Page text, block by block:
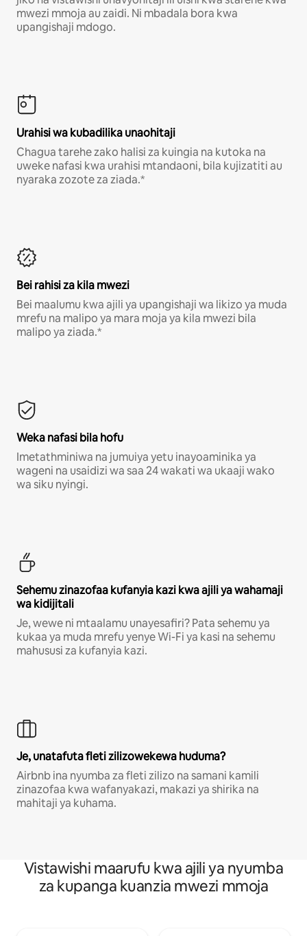
mwezi mmoja au zaidi. Ni mbadala bora kwa
upangishaji mdogo.
Urahisi wa kubadilika unaohitaji
Chagua tarehe zako halisi za kuingia na kutoka na
uweke nafasi kwa urahisi mtandaoni, bila kujizatiti au
nyaraka zozote za ziada.*
Bei rahisi za kila mwezi
Bei maalumu kwa ajili ya upangishaji wa likizo ya muda
mrefu na malipo ya mara moja ya kila mwezi bila
malipo ya ziada.*
Weka nafasi bila hofu
Imetathminiwa na jumuiya yetu inayoaminika ya
wageni na usaidizi wa saa 24 wakati wa ukaaji wako
wa siku nyingi.
Sehemu zinazofaa kufanyia kazi kwa ajili ya wahamaji
wa kidijitali
Je, wewe ni mtaalamu unayesafiri? Pata sehemu ya
kukaa ya muda mrefu yenye Wi-Fi ya kasi na sehemu
mahususi za kufanyia kazi.
Je, unatafuta fleti zilizowekewa huduma?
Airbnb ina nyumba za fleti zilizo na samani kamili
zinazofaa kwa wafanyakazi, makazi ya shirika na
mahitaji ya kuhama.
Vistawishi maarufu kwa ajili ya nyumba
za kupanga kuanzia mwezi mmoja